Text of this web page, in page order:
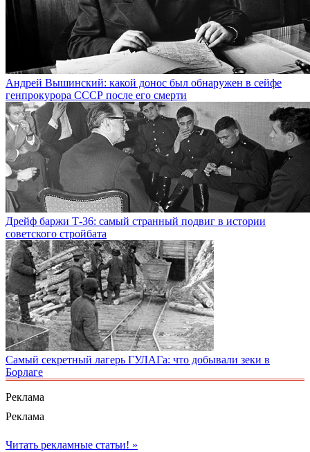
Андрей Вышинский: какой донос был обнаружен в сейфе
генпрокурора СССР после его смерти
Дрейф баржи Т-36: самый странный подвиг в истории
советского стройбата
Самый секретный лагерь ГУЛАГа: что добывали зеки в
Борлаге
Реклама
Реклама
Читать рекламные статьи! »